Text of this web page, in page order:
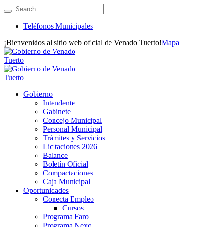
Teléfonos Municipales
¡Bienvenidos al sitio web oficial de Venado Tuerto!Mapa
Gobierno
Intendente
Gabinete
Concejo Municipal
Personal Municipal
Trámites y Servicios
Licitaciones 2026
Balance
Boletín Oficial
Compactaciones
Caja Municipal
Oportunidades
Conecta Empleo
Cursos
Programa Faro
Programa Nexo